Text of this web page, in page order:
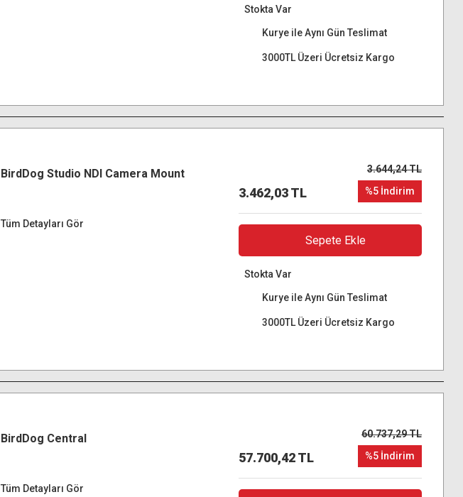
Stokta Var
Kurye ile Aynı Gün Teslimat
3000TL Üzeri Ücretsiz Kargo
BirdDog Studio NDI Camera Mount
Tüm Detayları Gör
3.462,03 TL
3.644,24 TL
%5 İndirim
Sepete Ekle
Stokta Var
Kurye ile Aynı Gün Teslimat
3000TL Üzeri Ücretsiz Kargo
BirdDog Central
Tüm Detayları Gör
57.700,42 TL
60.737,29 TL
%5 İndirim